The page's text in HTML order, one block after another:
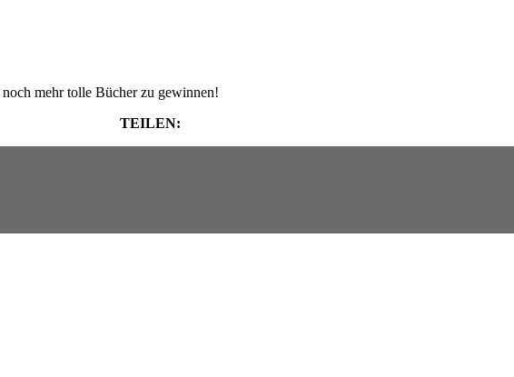
mehr tolle Bücher zu gewinnen!
TEILEN: